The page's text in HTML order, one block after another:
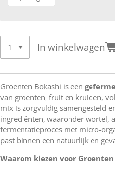
In winkelwagen
Groenten Bokashi is een
van groenten, fruit en kruiden,
mix is zorgvuldig samengesteld
ingrediënten, waaronder wortel,
fermentatieproces met micro-
past binnen een natuurlijk en
Waarom kiezen voor Groenten